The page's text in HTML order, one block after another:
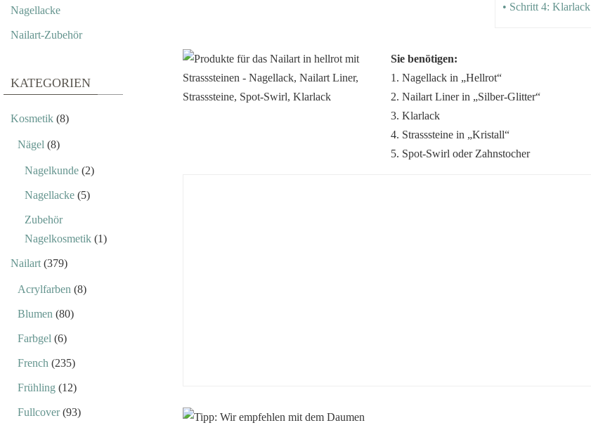
• Schritt 4: Klarlack
Sie benötigen:
1. Nagellack in „Hellrot“
2. Nailart Liner in „Silber-Glitter“
3. Klarlack
4. Strasssteine in „Kristall“
5. Spot-Swirl oder Zahnstocher
Nagellacke
Nailart-Zubehör
KATEGORIEN
Kosmetik (8)
Nägel (8)
Nagelkunde (2)
Nagellacke (5)
Zubehör
Nagelkosmetik (1)
Nailart (379)
Acrylfarben (8)
Blumen (80)
Farbgel (6)
French (235)
Frühling (12)
Fullcover(93)